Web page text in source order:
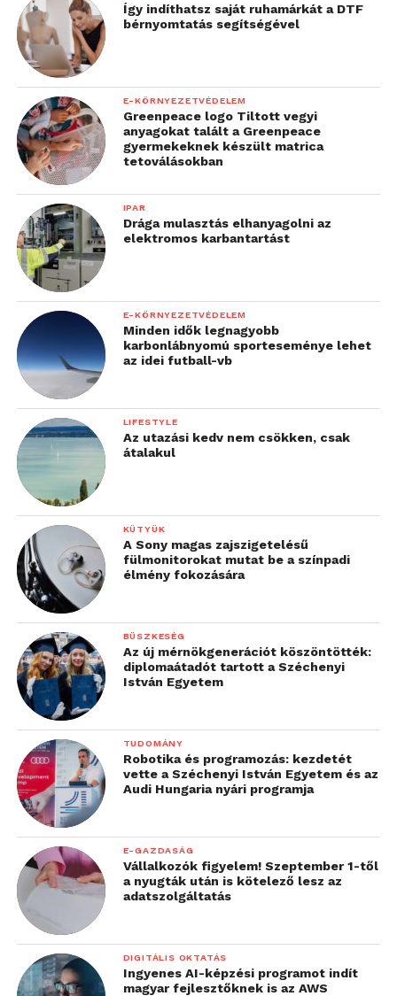
Így indíthatsz saját ruhamárkát a DTF
bérnyomtatás segítségével
E-KÖRNYEZETVÉDELEM
Greenpeace logo Tiltott vegyi
anyagokat talált a Greenpeace
gyermekeknek készült matrica
tetoválásokban
IPAR
Drága mulasztás elhanyagolni az
elektromos karbantartást
E-KÖRNYEZETVÉDELEM
Minden idők legnagyobb
karbonlábnyomú sporteseménye lehet
az idei futball-vb
LIFESTYLE
Az utazási kedv nem csökken, csak
átalakul
KÜTYÜK
A Sony magas zajszigetelésű
fülmonitorokat mutat be a színpadi
élmény fokozására
BÜSZKESÉG
Az új mérnökgenerációt köszöntötték:
diplomaátadót tartott a Széchenyi
István Egyetem
TUDOMÁNY
Robotika és programozás: kezdetét
vette a Széchenyi István Egyetem és az
Audi Hungaria nyári programja
E-GAZDASÁG
Vállalkozók figyelem! Szeptember 1-től
a nyugták után is kötelező lesz az
adatszolgáltatás
DIGITÁLIS OKTATÁS
Ingyenes AI-képzési programot indít
magyar fejlesztőknek is az AWS